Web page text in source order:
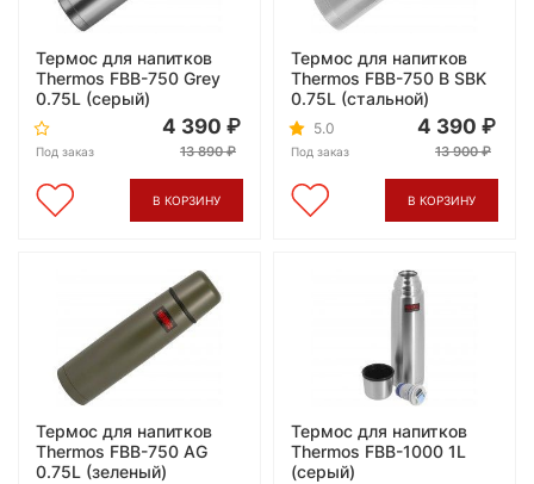
Термос для напитков
Thermos FBB-750 Grey
0.75L (серый)
Под заказ
4 390
13 890
В КОРЗИНУ
Термос для напитков
Thermos FBB-750 B SBK
0.75L (стальной)
5.0
Под заказ
4 390
13 900
В КОРЗИНУ
Термос для напитков
Thermos FBB-750 AG
0.75L (зеленый)
Термос для напитков
Thermos FBB-1000 1L
(серый)